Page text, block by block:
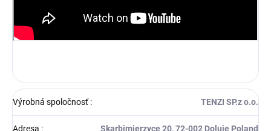
Výrobná spoločnosť: TENZI SP.z o.o.
Adresa : Skarbimierzyce 20, 72-002 Doluje Poland